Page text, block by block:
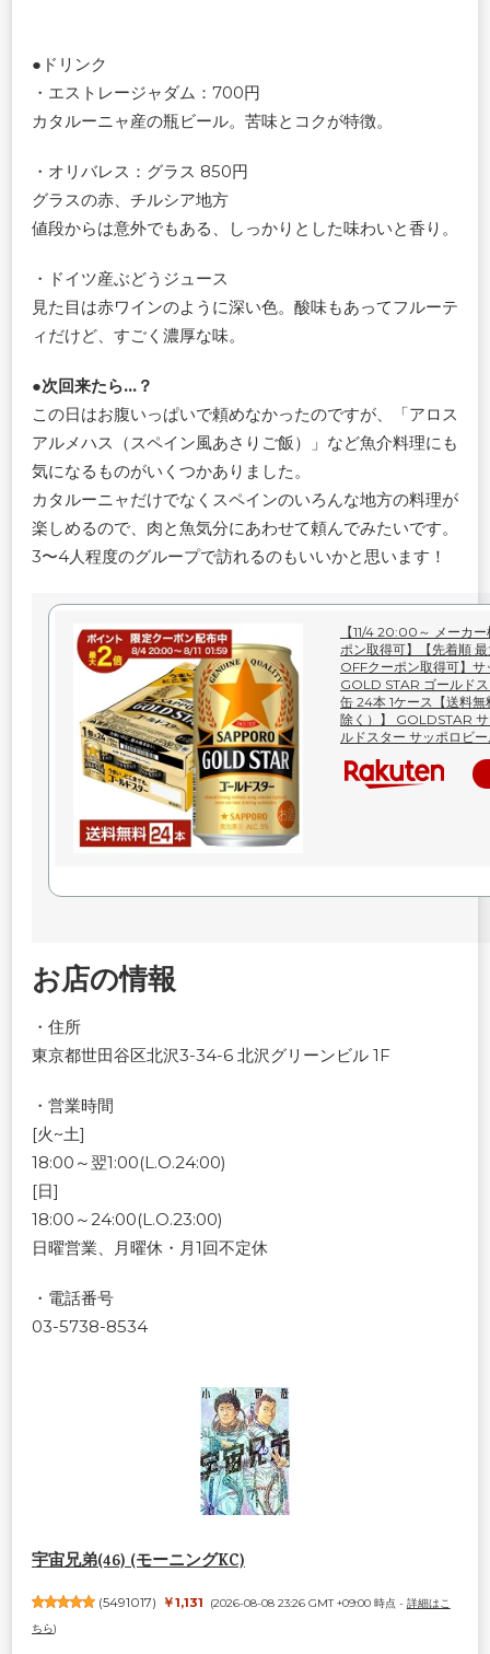
●ドリンク
・エストレージャダム：700円
カタルーニャ産の瓶ビール。苦味とコクが特徴。
・オリバレス：グラス 850円
グラスの赤、チルシア地方
値段からは意外でもある、しっかりとした味わいと香り。
・ドイツ産ぶどうジュース
見た目は赤ワインのように深い色。酸味もあってフルーテ
ィだけど、すごく濃厚な味。
●次回来たら…？
この日はお腹いっぱいで頼めなかったのですが、「アロス
アルメハス（スペイン風あさりご飯）」など魚介料理にも
気になるものがいくつかありました。
カタルーニャだけでなくスペインのいろんな地方の料理が
楽しめるので、肉と魚気分にあわせて頼んでみたいです。
3〜4人程度のグループで訪れるのもいいかと思います！
【11/4 20:00～ メーカ
ポン取得可】【先着順
OFFクーポン取得可】サ
GOLD STAR ゴールド
缶 24本 1ケース【送料
除く）】 GOLDSTAR
ルドスター サッポロビ
お店の情報
・住所
東京都世田谷区北沢3-34-6 北沢グリーンビル 1F
・営業時間
[火~土]
18:00～翌1:00(L.O.24:00)
[日]
18:00～24:00(L.O.23:00)
日曜営業、月曜休・月1回不定休
・電話番号
03-5738-8534
宇宙兄弟(46) (モーニングKC)
(5491017) ￥1,131 (2026-08-08 23:26 GMT +09:00 時点 - 詳細はこ
ちら)